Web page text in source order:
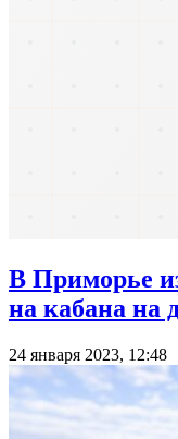
В Приморье
на кабана на
24 января 2023, 12:48